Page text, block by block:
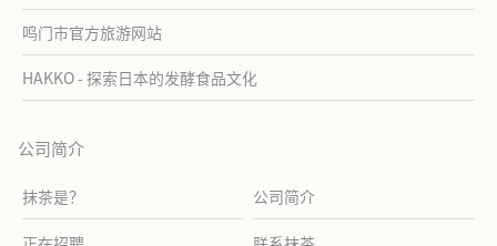
鸣门市官方旅游网站
HAKKO - 探索日本的发酵食品文化
公司简介
抹茶是？ 公司简介